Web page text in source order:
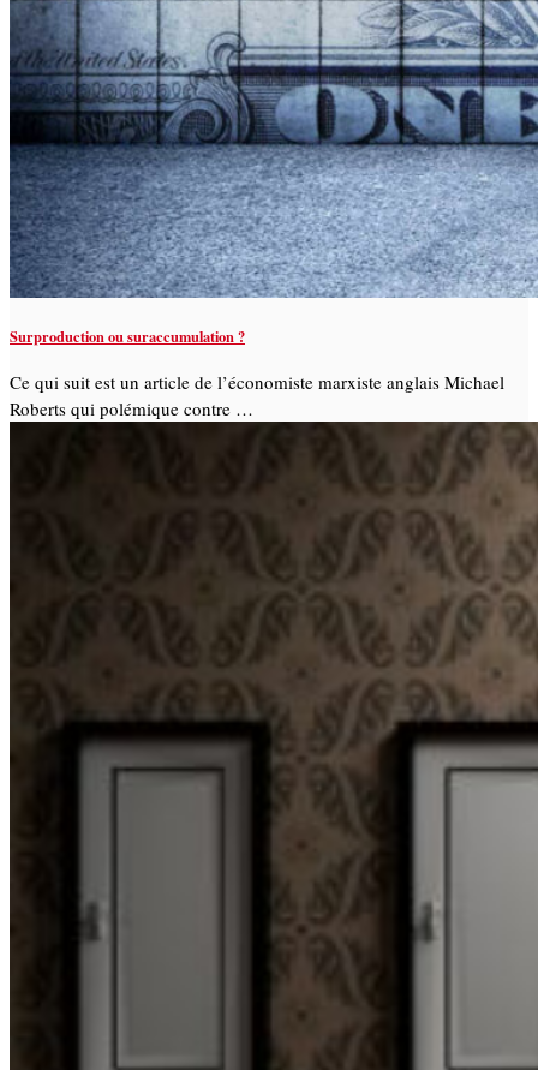
Surproduction ou suraccumulation ?
Ce qui suit est un article de l’économiste marxiste anglais Michael
Roberts qui polémique contre …